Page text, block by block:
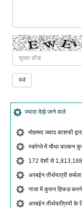
ज्यादा देख़े जाने वाले
मोहम्मद जवाद काशफी
स्कोप्जे में चौथा बाल्कन
172 देशों से 1,813,188
अरबईन तीर्थयात्री
गाजा में कुरान हिफज़
अरबईन तीर्थयात्रियों के